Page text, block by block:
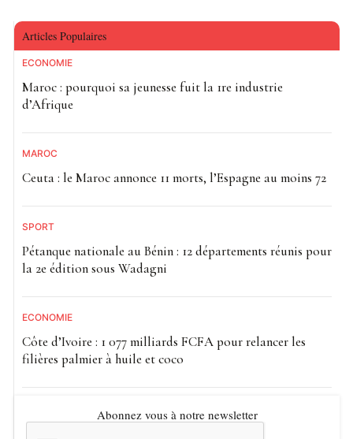
Articles Populaires
ECONOMIE
Maroc : pourquoi sa jeunesse fuit la 1re industrie
d’Afrique
MAROC
Ceuta : le Maroc annonce 11 morts, l’Espagne au moins 72
SPORT
Pétanque nationale au Bénin : 12 départements réunis pour
la 2e édition sous Wadagni
ECONOMIE
Côte d’Ivoire : 1 077 milliards FCFA pour relancer les
filières palmier à huile et coco
Abonnez vous à notre newsletter